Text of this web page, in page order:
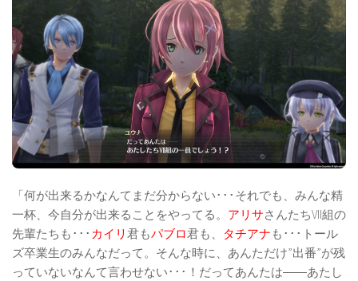
「何が出来るかなんてまだ分からない･･･それでも、みんな精
一杯、今自分が出来ることをやってる。 アリサさんたちVII組の
先輩たちも･･･ カイリ 君もパブロ君も、 タチアナ も･･･トール
ズ卒業生のみんなだって。そんな時に、あんただけ”出番”が残
っていないなんて言わせない･･･！だってあんたは――あたし